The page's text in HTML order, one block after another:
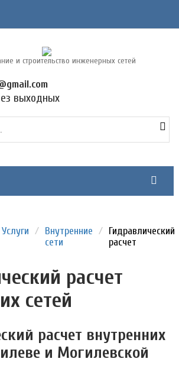
и строительство инженерных сетей
выходных
Услуги / Внутренние
сети
/ Гидравлический
расчет
расчет
сетей
расчет внутренних
и Могилевской